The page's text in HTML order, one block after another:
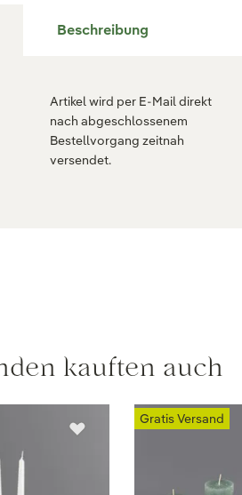
Beschreibung
Artikel wird per E-Mail direkt
nach abgeschlossenem
Bestellvorgang zeitnah
versendet.
kauften auch
Gratis Versand